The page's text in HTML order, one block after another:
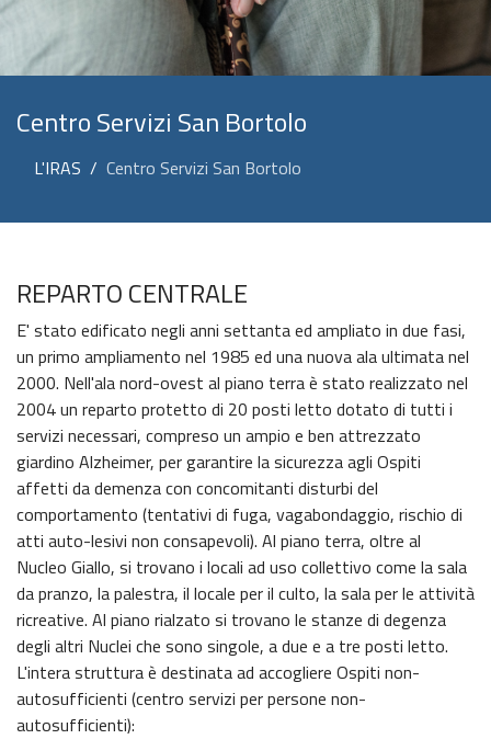
Centro Servizi San Bortolo
L'IRAS Centro Servizi San Bortolo
REPARTO CENTRALE
E' stato edificato negli anni settanta ed ampliato in due fasi,
un primo ampliamento nel 1985 ed una nuova ala ultimata nel
2000. Nell'ala nord-ovest al piano terra è stato realizzato nel
2004 un reparto protetto di 20 posti letto dotato di tutti i
servizi necessari, compreso un ampio e ben attrezzato
giardino Alzheimer, per garantire la sicurezza agli Ospiti
affetti da demenza con concomitanti disturbi del
comportamento (tentativi di fuga, vagabondaggio, rischio di
atti auto-lesivi non consapevoli). Al piano terra, oltre al
Nucleo Giallo, si trovano i locali ad uso collettivo come la sala
da pranzo, la palestra, il locale per il culto, la sala per le attività
ricreative. Al piano rialzato si trovano le stanze di degenza
degli altri Nuclei che sono singole, a due e a tre posti letto.
L'intera struttura è destinata ad accogliere Ospiti non-
autosufficienti (centro servizi per persone non-
autosufficienti):